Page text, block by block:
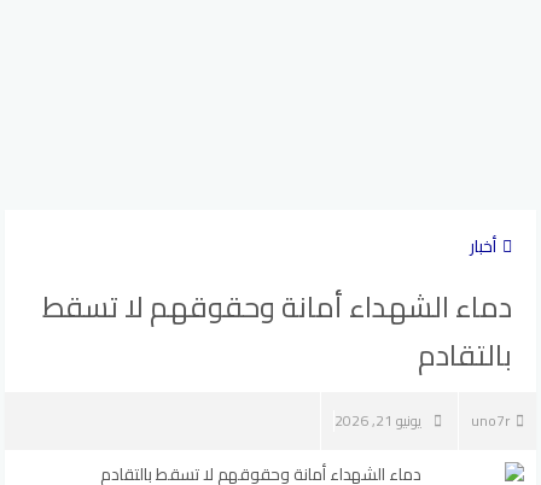
أخبار
دماء الشهداء أمانة وحقوقهم لا تسقط
بالتقادم
uno7r يونيو 21, 2026